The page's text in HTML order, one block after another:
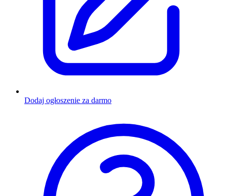
Dodaj ogłoszenie za darmo